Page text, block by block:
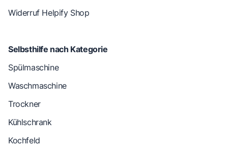
Widerruf Helpify Shop
Selbsthilfe nach Kategorie
Spülmaschine
Waschmaschine
Trockner
Kühlschrank
Kochfeld